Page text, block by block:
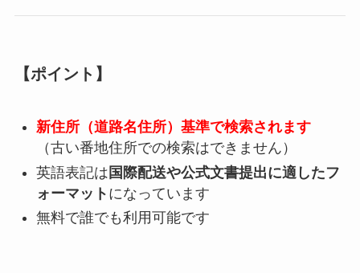
【ポイント】
新住所（道路名住所）基準で検索されます
（古い番地住所での検索はできません）
英語表記は 国際配送や公式文書提出に適したフ
ォーマット になっています
無料で誰でも利用可能です